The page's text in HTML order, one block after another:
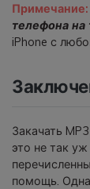
Примечание:
телефона на
iPhone с
Закачать
это не так
помощь.